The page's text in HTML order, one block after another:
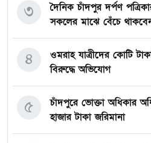
দৈনিক চাঁদপুর দর্পণ
সকলের মাঝে বেঁচে
৩
ওমরাহ যাত্রীদের কোটি
বিরুদ্ধে অভিযোগ
৪
চাঁদপুরে ভোক্তা অধিকার
হাজার টাকা জরিমানা
৫